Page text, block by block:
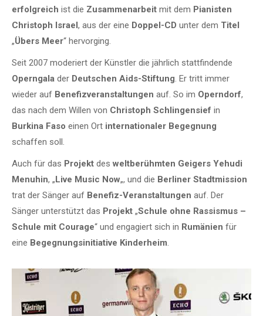
erfolgreich ist die Zusammenarbeit mit dem Pianisten
Christoph Israel, aus der eine Doppel-CD unter dem Titel
„Übers Meer“ hervorging.
Seit 2007 moderiert der Künstler die jährlich stattfindende
Operngala der Deutschen Aids-Stiftung. Er tritt immer
wieder auf Benefizveranstaltungen auf. So im Operndorf,
das nach dem Willen von Christoph Schlingensief in
Burkina Faso einen Ort internationaler Begegnung
schaffen soll.
Auch für das Projekt des weltberühmten Geigers Yehudi
Menuhin, „Live Music Now„, und die Berliner Stadtmission
trat der Sänger auf Benefiz-Veranstaltungen auf. Der
Sänger unterstützt das Projekt „Schule ohne Rassismus –
Schule mit Courage“ und engagiert sich in Rumänien für
eine Begegnungsinitiative Kinderheim.